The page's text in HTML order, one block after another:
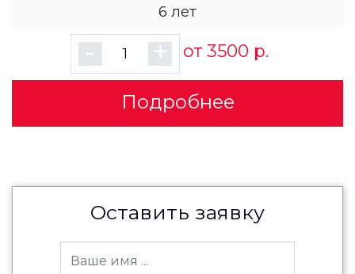
6 лет
- + от 3500 р.
Подробнее
Оставить заявку